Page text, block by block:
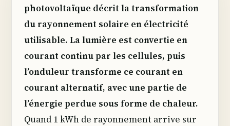
photovoltaïque décrit la transformation
du rayonnement solaire en électricité
utilisable. La lumière est convertie en
courant continu par les cellules, puis
l’onduleur transforme ce courant en
courant alternatif, avec une partie de
l’énergie perdue sous forme de chaleur.
Quand 1 kWh de rayonnement arrive sur